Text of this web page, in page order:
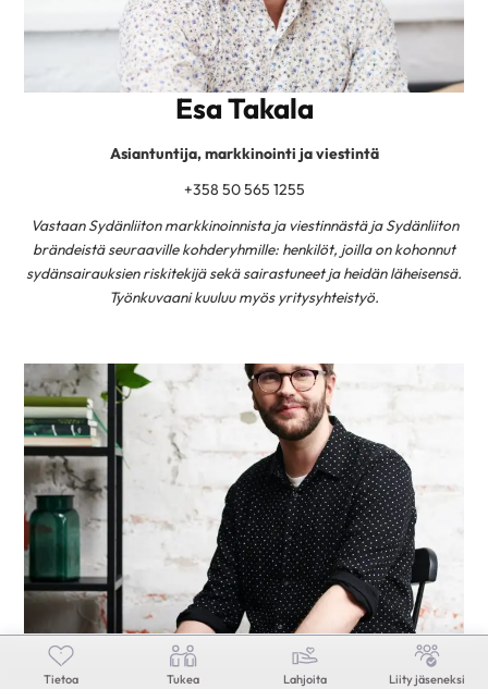
Esa Takala
Asiantuntija, markkinointi ja viestintä
+358 50 565 1255
Vastaan Sydänliiton markkinoinnista ja viestinnästä ja Sydänliiton
brändeistä seuraaville kohderyhmille: henkilöt, joilla on kohonnut
sydänsairauksien riskitekijä sekä sairastuneet ja heidän läheisensä.
Työnkuvaani kuuluu myös yritysyhteistyö.
Antti Ukkonen
Tietoa Tukea Lahjoita Liity jäseneksi